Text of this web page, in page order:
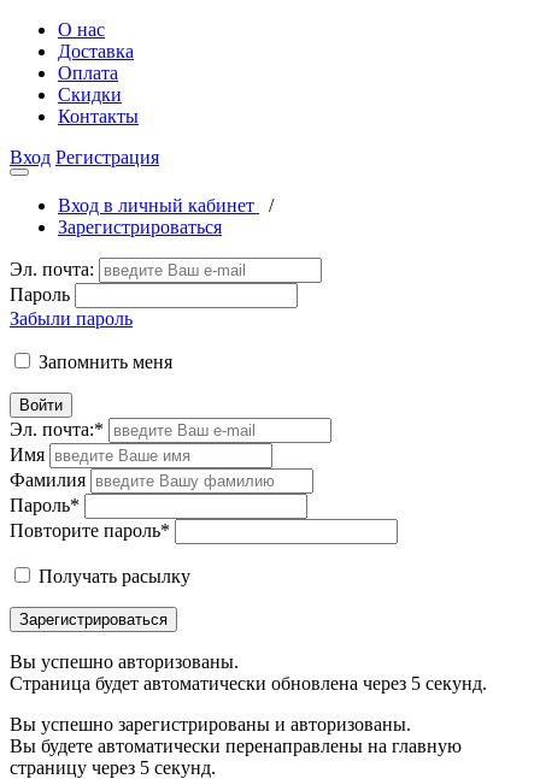
О нас
Доставка
Оплата
Скидки
Контакты
Вход Регистрация
Вход в личный кабинет
/
Зарегистрироваться
Эл. почта:
Пароль
Забыли пароль
Запомнить меня
Войти
Эл. почта:*
Имя
Фамилия
Пароль*
Повторите пароль*
Получать расылку
Зарегистрироваться
Вы успешно авторизованы.
Страница будет автоматически обновлена через 5 секунд.
Вы успешно зарегистрированы и авторизованы.
Вы будете автоматически перенаправлены на главную
страницу через 5 секунд.